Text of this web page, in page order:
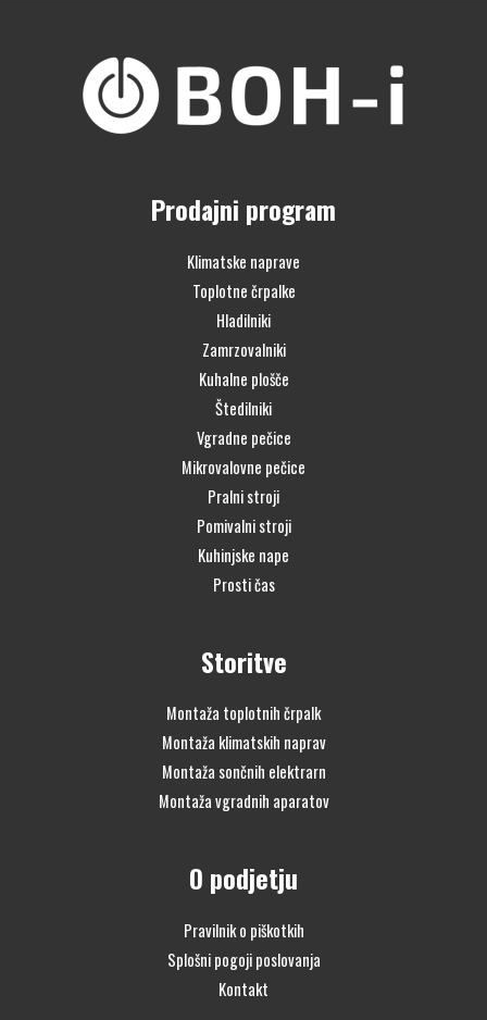
Prodajni program
Klimatske naprave
Toplotne črpalke
Hladilniki
Zamrzovalniki
Kuhalne plošče
Štedilniki
Vgradne pečice
Mikrovalovne pečice
Pralni stroji
Pomivalni stroji
Kuhinjske nape
Prosti čas
Storitve
Montaža toplotnih črpalk
Montaža klimatskih naprav
Montaža sončnih elektrarn
Montaža vgradnih aparatov
O podjetju
Pravilnik o piškotkih
Splošni pogoji poslovanja
Kontakt